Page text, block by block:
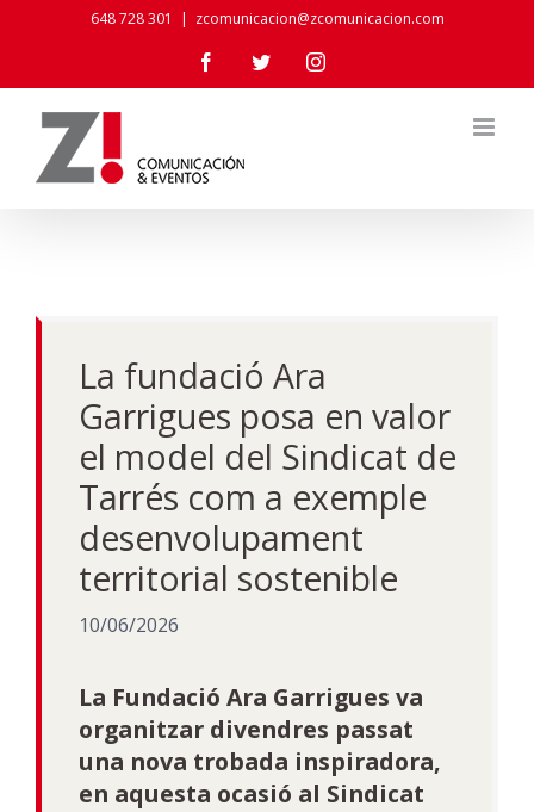
content
648 728 301 | zcomunicacion@zcomunicacion.com
FacebookTwitterInstagram
La fundació Ara
Garrigues posa en valor
el model del Sindicat de
Tarrés com a exemple
desenvolupament
territorial sostenible
10/06/2026
La Fundació Ara Garrigues va
organitzar divendres passat
una nova trobada inspiradora,
en aquesta ocasió al Sindicat